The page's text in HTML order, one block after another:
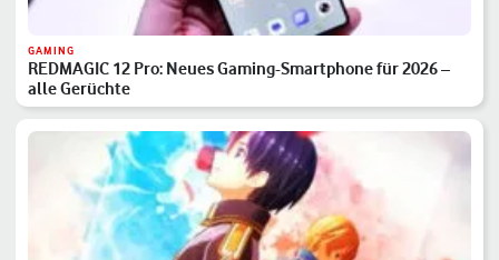
GAMING
REDMAGIC 12 Pro: Neues Gaming-Smartphone für 2026 –
alle Gerüchte